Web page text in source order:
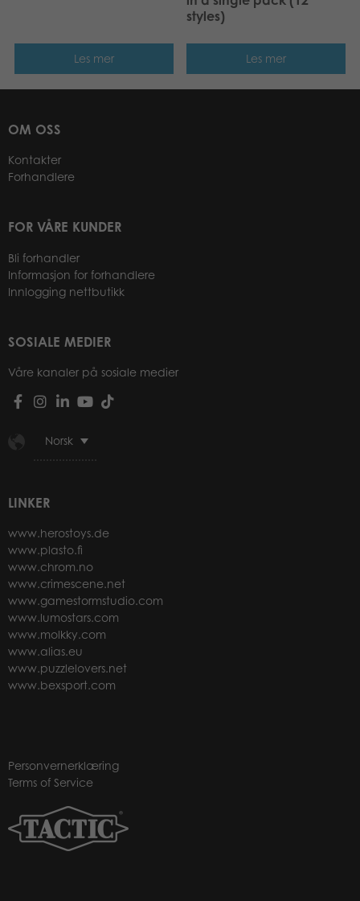
Les mer
styles)
Les mer
OM OSS
Kontakter
Forhandlere
FOR VÅRE KUNDER
Bli forhandler
Informasjon for forhandlere
Innlogging nettbutikk
SOSIALE MEDIER
Våre kanaler på sosiale medier
Norsk
LINKER
www.herostoys.de
www.plasto.fi
www.chrom.no
www.crimescene.net
www.gamestormstudio.com
www.lumostars.com
www.molkky.com
www.alias.eu
www.puzzlelovers.net
www.bexsport.com
Personvernerklæring
Terms of Service